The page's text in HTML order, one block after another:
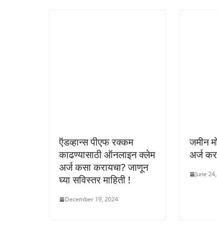
ऍडव्हान्स पीएफ रक्कम
काढण्यासाठी ऑनलाइन क्लेम
अर्ज कसा करायचा? जाणून
घ्या सविस्तर माहिती !
December 19, 2024
जमीन
अर्ज
June